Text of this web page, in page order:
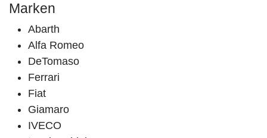
Marken
Abarth
Alfa Romeo
DeTomaso
Ferrari
Fiat
Giamaro
IVECO